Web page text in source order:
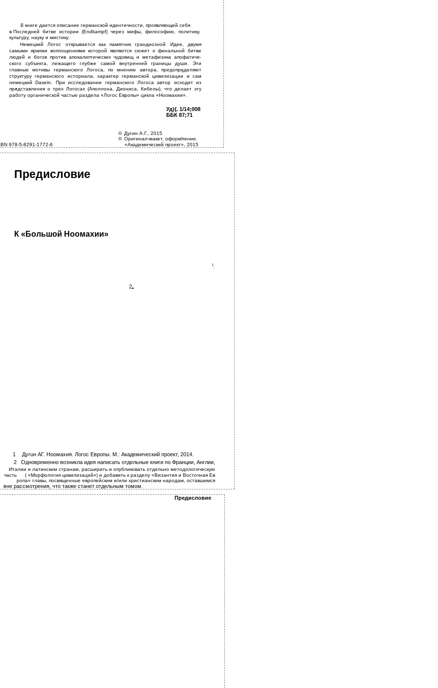
В книге дается описание германской идентичности, проявляющей себя
в Последней битве истории (Endkampf) через мифы, философию, политику,
культуру, науку и мистику.
Немецкий Логос открывается как памятник грандиозной Идее, двумя
самыми яркими воплощениями которой являются сюжет о финальной битве
людей и богов против апокалиптических чудовищ и метафизика апофатиче­
ского субъекта, лежащего глубже самой внутренней границы души. Эти
главные мотивы германского Логоса, по мнению автора, предопределяют
структуру германского историала, характер германской цивилизации и сам
немецкий Dasein. При исследовании германского Логоса автор исходит из
представления о трех Логосах (Аполлона, Диониса, Кибелы), что делает эту
работу органической частью раздела «Логос Европы» цикла «Ноомахии».
Уд){. 1/14;008
ББК 87;71
© Дугин А.Г., 2015
© Оригинал-макет, оформление.
978-5-8291-1772-6
«Академический проект», 2015
Предисловие
К «Большой Ноомахии»
1
,
2•
1
Дуruн АГ. Ноомахия. Логос Европы. М.: Академический проект, 2014.
2
Одновременно возникла идея написать отдельные книги по Франции, Англии,
Италии и латинским странам, расширить и опубликовать отдельно методологическую
часть
( «Морфология цивилизаций») и добавить к разделу «Византия и Восточная Ев­
ропа» главы, посвященные европейским и/или христианским народам, оставшимся
вне рассмотрения, что также станет отдельным томом.
Предисловие